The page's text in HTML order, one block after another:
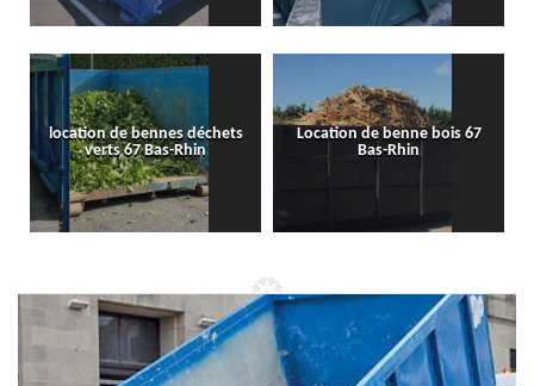
location de bennes déchets
verts 67 Bas-Rhin
Location de benne bois 67
Bas-Rhin